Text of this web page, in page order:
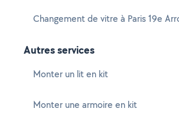
Changement de vitre à Paris 19e
Autres services
Monter un lit en kit
Monter une armoire en kit